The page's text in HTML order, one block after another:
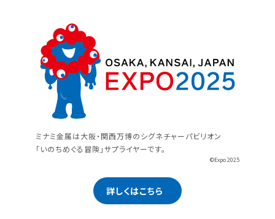
ミナミ金属は大阪・関西万博のシグネチャーパビリオン
「いのちめぐる冒険」サプライヤーです。
©Expo 2025
詳しくはこちら